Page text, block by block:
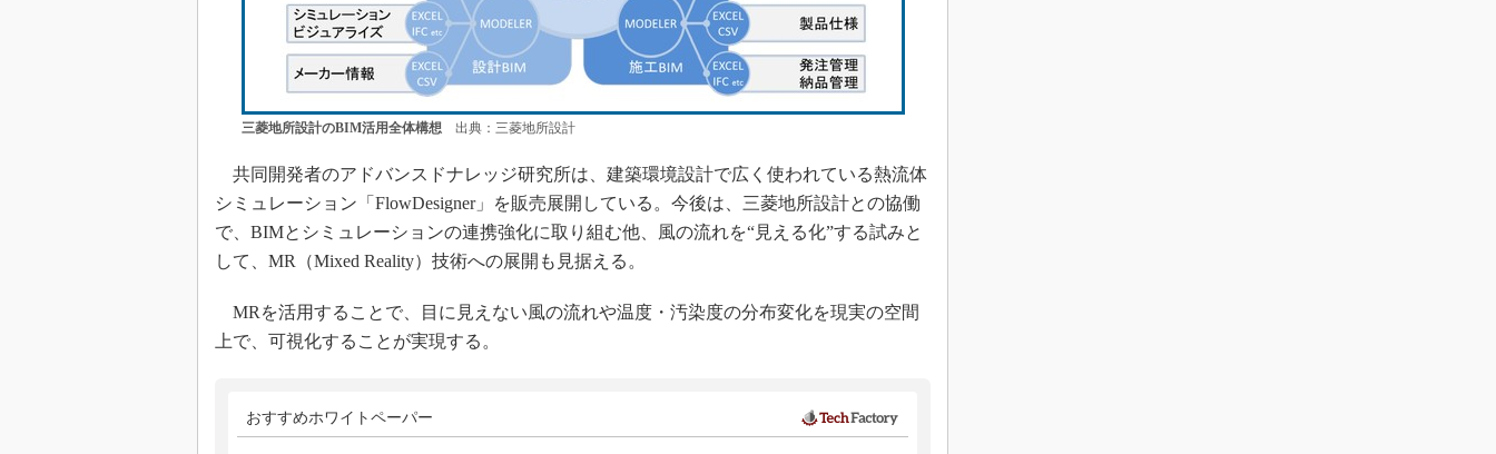
三菱地所設計のBIM活用全体構想出典：三菱地所設計
共同開発者のアドバンスドナレッジ研究所は、建築環境設計で広く使われている熱流体
シミュレーション「FlowDesigner」を販売展開している。今後は、三菱地所設計との協働
で、BIMとシミュレーションの連携強化に取り組む他、風の流れを“見える化”する試みと
して、MR（Mixed Reality）技術への展開も見据える。
MRを活用することで、目に見えない風の流れや温度・汚染度の分布変化を現実の空間
上で、可視化することが実現する。
おすすめホワイトペーパー